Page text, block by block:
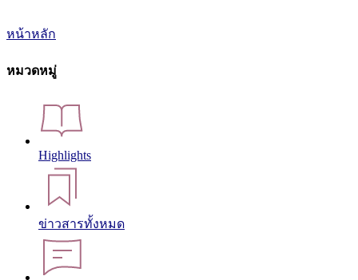
หน้าหลัก
หมวดหมู่
Highlights
ข่าวสารทั้งหมด